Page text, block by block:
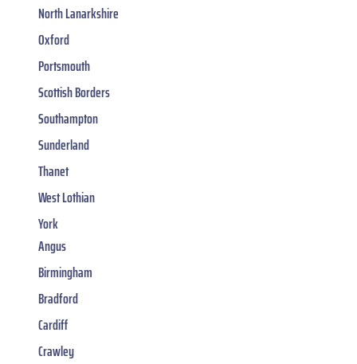
North Lanarkshire
Oxford
Portsmouth
Scottish Borders
Southampton
Sunderland
Thanet
West Lothian
York
Angus
Birmingham
Bradford
Cardiff
Crawley